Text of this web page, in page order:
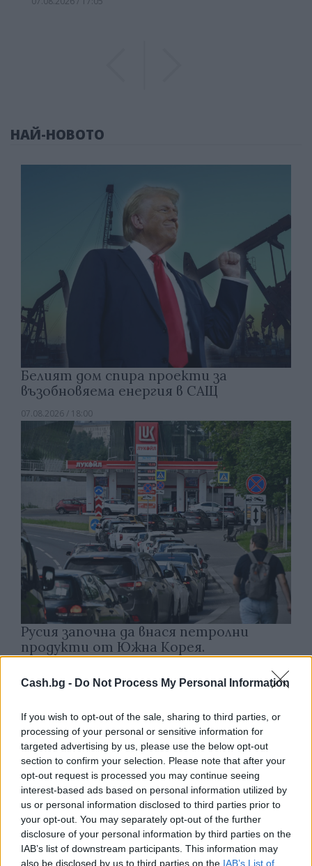
Cash.bg - Do Not Process My Personal Information
If you wish to opt-out of the sale, sharing to third parties, or
processing of your personal or sensitive information for
targeted advertising by us, please use the below opt-out
section to confirm your selection. Please note that after your
opt-out request is processed you may continue seeing
interest-based ads based on personal information utilized by
us or personal information disclosed to third parties prior to
your opt-out. You may separately opt-out of the further
disclosure of your personal information by third parties on the
IAB’s list of downstream participants. This information may
also be disclosed by us to third parties on the IAB’s List of
НАЙ-НОВОТО
Белият дом спира проекти за
възобновяема енергия в САЩ
07.08.2026 / 18:00
Русия започна да внася петролни
продукти от Южна Корея.